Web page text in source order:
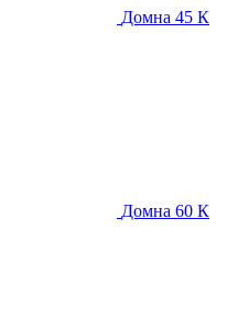
Домна 45 К
Домна 60 К